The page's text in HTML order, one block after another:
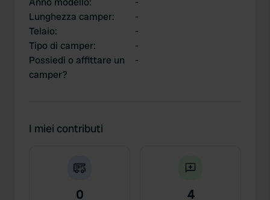
Lunghezza camper:
-
Telaio:
-
Tipo di camper:
-
Possiedi o affittare un
camper?
-
I miei contributi
0 4